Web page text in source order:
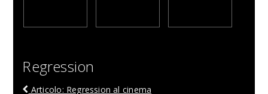
Regression
Articolo: Regression al cinema